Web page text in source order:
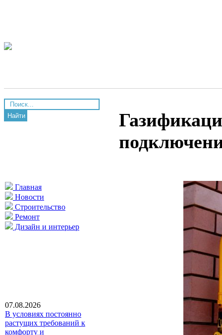
Найти
Главная
Новости
Строительство
Ремонт
Дизайн и интерьер
07.08.2026
В условиях постоянно
растущих требований к
комфорту и